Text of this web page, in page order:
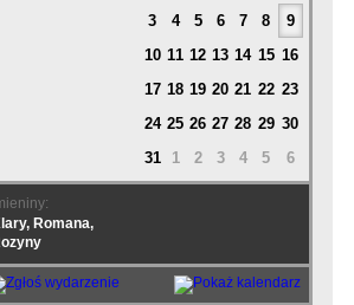
3
4 5 6 7 8
9
10 11 12 13 14 15 16
17 18 19 20 21 22 23
24 25 26 27 28 29 30
31
1 2 3 4 5 6
Romana,